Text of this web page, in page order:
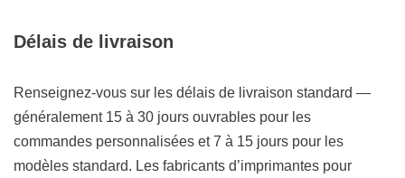
Délais de livraison
Renseignez-vous sur les délais de livraison standard —
généralement 15 à 30 jours ouvrables pour les
commandes personnalisées et 7 à 15 jours pour les
modèles standard. Les fabricants d’imprimantes pour